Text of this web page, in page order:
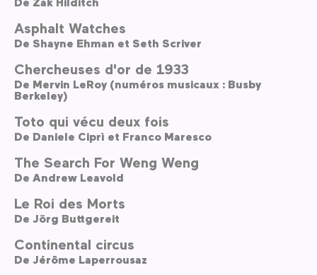
Asphalt Watches
De Shayne Ehman et Seth Scriver
Chercheuses d'or de 1933
De Mervin LeRoy (numéros musicaux : Busby
Berkeley)
Toto qui vécu deux fois
De Daniele Ciprì et Franco Maresco
The Search For Weng Weng
De Andrew Leavold
Le Roi des Morts
De Jörg Buttgereit
Continental circus
De Jérôme Laperrousaz